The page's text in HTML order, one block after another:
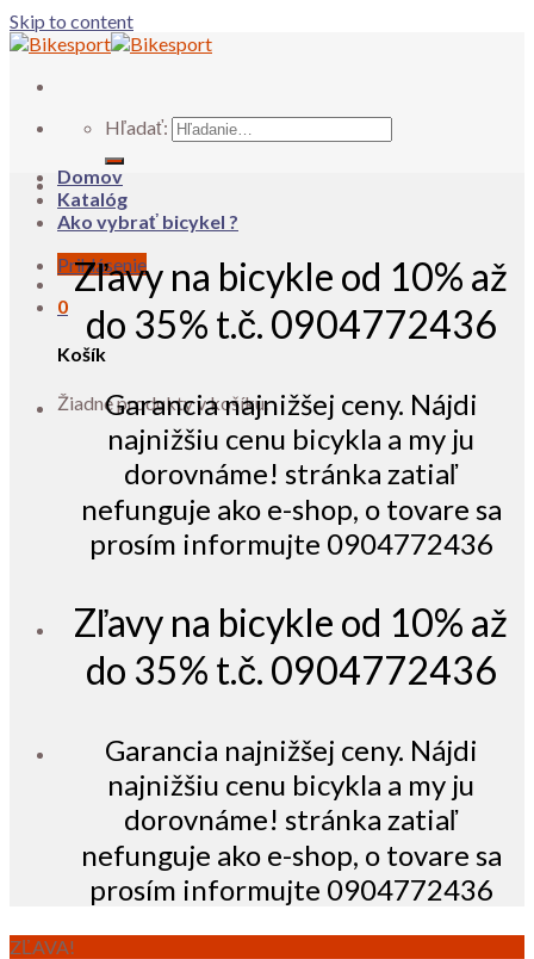
Skip to content
Hľadať:
Domov
Katalóg
Ako vybrať bicykel ?
Prihlásenie
0
Košík
Žiadne produkty v košíku.
Zľavy na bicykle od 10% až
do 35% t.č. 0904772436
Garancia najnižšej ceny. Nájdi
najnižšiu cenu bicykla a my ju
dorovnáme! stránka zatiaľ
nefunguje ako e-shop, o tovare sa
prosím informujte 0904772436
Zľavy na bicykle od 10% až
do 35% t.č. 0904772436
Garancia najnižšej ceny. Nájdi
najnižšiu cenu bicykla a my ju
dorovnáme! stránka zatiaľ
nefunguje ako e-shop, o tovare sa
prosím informujte 0904772436
ZĽAVA!